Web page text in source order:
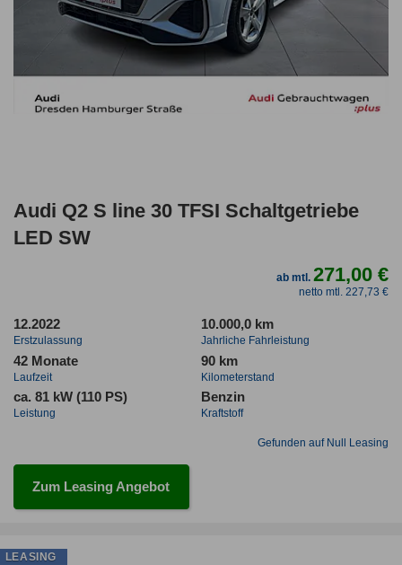
Audi Q2 S line 30 TFSI Schaltgetriebe
LED SW
ab mtl.271,00 €
netto mtl. 227,73 €
12.2022
Erstzulassung
10.000,0 km
Jahrliche Fahrleistung
42 Monate
Laufzeit
90 km
Kilometerstand
ca. 81 kW (110 PS)
Leistung
Benzin
Kraftstoff
Gefunden auf Null Leasing
Zum Leasing Angebot
LEASING